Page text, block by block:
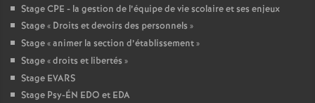
Stage CPE - la gestion de l’équipe de vie scolaire et ses enjeux
Stage « Droits et devoirs des personnels »
Stage «animer la section d’établissement»
Stage «droits et libertés »
Stage EVARS
Stage Psy-ÉN EDO et EDA